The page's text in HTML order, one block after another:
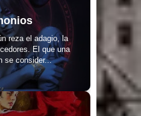
reza el adagio, la
El que una
se consider...